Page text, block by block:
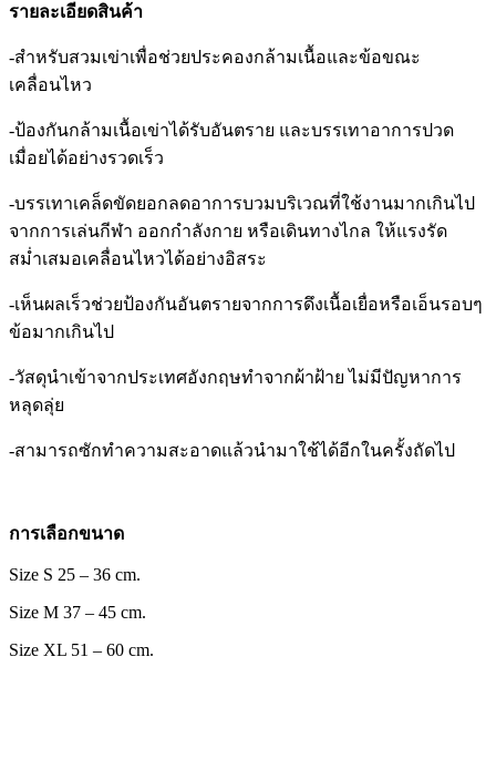
รายละเอียดสินค้า
-สำหรับสวมเข่าเพื่อช่วยประคองกล้ามเนื้อและข้อขณะ
เคลื่อนไหว
-ป้องกันกล้ามเนื้อเข่าได้รับอันตราย และบรรเทาอาการปวด
เมื่อยได้อย่างรวดเร็ว
-บรรเทาเคล็ดขัดยอกลดอาการบวมบริเวณที่ใช้งานมากเกินไป
จากการเล่นกีฬา ออกกำลังกาย หรือเดินทางไกล ให้แรงรัด
สม่ำเสมอเคลื่อนไหวได้อย่างอิสระ
-เห็นผลเร็วช่วยป้องกันอันตรายจากการดึงเนื้อเยื่อหรือเอ็นรอบๆ
ข้อมากเกินไป
-วัสดุนำเข้าจากประเทศอังกฤษทำจากผ้าฝ้าย ไม่มีปัญหาการ
หลุดลุ่ย
-สามารถซักทำความสะอาดแล้วนำมาใช้ได้อีกในครั้งถัดไป
การเลือกขนาด
Size S 25 – 36 cm.
Size M 37 – 45 cm.
Size XL 51 – 60 cm.